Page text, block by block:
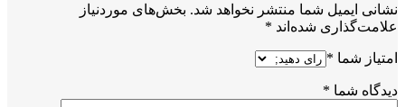
نشانی ایمیل شما منتشر نخواهد شد. بخش‌های موردنیاز
علامت‌گذاری شده‌اند *
امتیاز شما *
دیدگاه شما *